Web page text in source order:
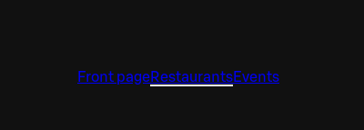
Front pageRestaurantsEvents